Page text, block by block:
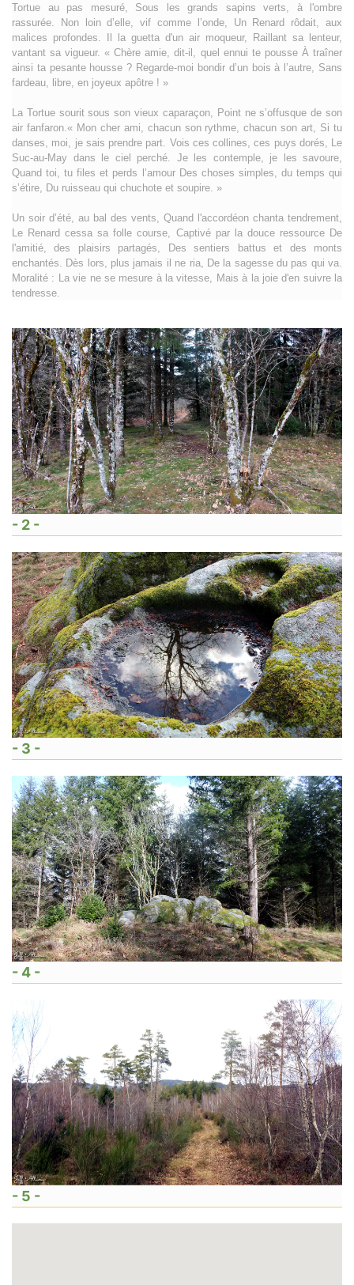
Tortue au pas mesuré, Sous les grands sapins verts, à l'ombre
rassurée. Non loin d’elle, vif comme l’onde, Un Renard rôdait, aux
malices profondes. Il la guetta d'un air moqueur, Raillant sa lenteur,
vantant sa vigueur. « Chère amie, dit-il, quel ennui te pousse À traîner
ainsi ta pesante housse ? Regarde-moi bondir d’un bois à l’autre, Sans
fardeau, libre, en joyeux apôtre ! »
La Tortue sourit sous son vieux caparaçon, Point ne s’offusque de son
air fanfaron.« Mon cher ami, chacun son rythme, chacun son art, Si tu
danses, moi, je sais prendre part. Vois ces collines, ces puys dorés, Le
Suc-au-May dans le ciel perché. Je les contemple, je les savoure,
Quand toi, tu files et perds l’amour Des choses simples, du temps qui
s’étire, Du ruisseau qui chuchote et soupire. »
Un soir d’été, au bal des vents, Quand l'accordéon chanta tendrement,
Le Renard cessa sa folle course, Captivé par la douce ressource De
l'amitié, des plaisirs partagés, Des sentiers battus et des monts
enchantés. Dès lors, plus jamais il ne ria, De la sagesse du pas qui va.
Moralité : La vie ne se mesure à la vitesse, Mais à la joie d'en suivre la
tendresse.
- 2 -
- 3 -
- 4 -
- 5 -